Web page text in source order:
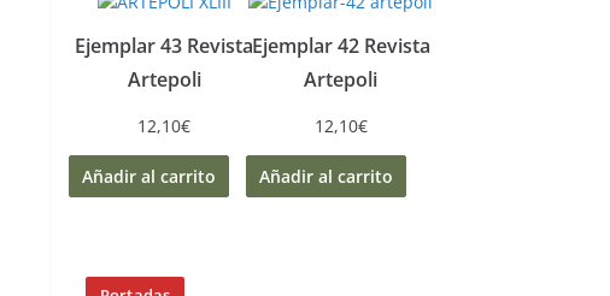
Ejemplar 43 Revista
Artepoli
12,10€
Añadir al carrito
Ejemplar 42 Revista
Artepoli
12,10€
Añadir al carrito